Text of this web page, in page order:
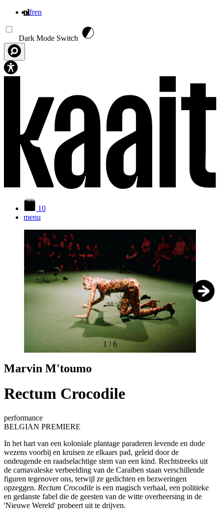
nlfren
Dark Mode Switch
10
menu
1 /6
Marvin M'toumo
Rectum Crocodile
performance
BELGIAN PREMIERE
In het hart van een koloniale plantage paraderen levende en dode
wezens voorbij en kruisen ze elkaars pad, geleid door de
ondeugende en raadselachtige stem van een kind. Rechtstreeks uit
de carnavaleske verbeelding van de Caraïben staan verschillende
figuren tegenover ons, terwijl ze gedichten en bezweringen
opzeggen. Rectum Crocodile is een magisch verhaal, een politieke
en gedanste fabel die de geesten van de witte overheersing in de
'Nieuwe Wereld' probeert uit te drijven.